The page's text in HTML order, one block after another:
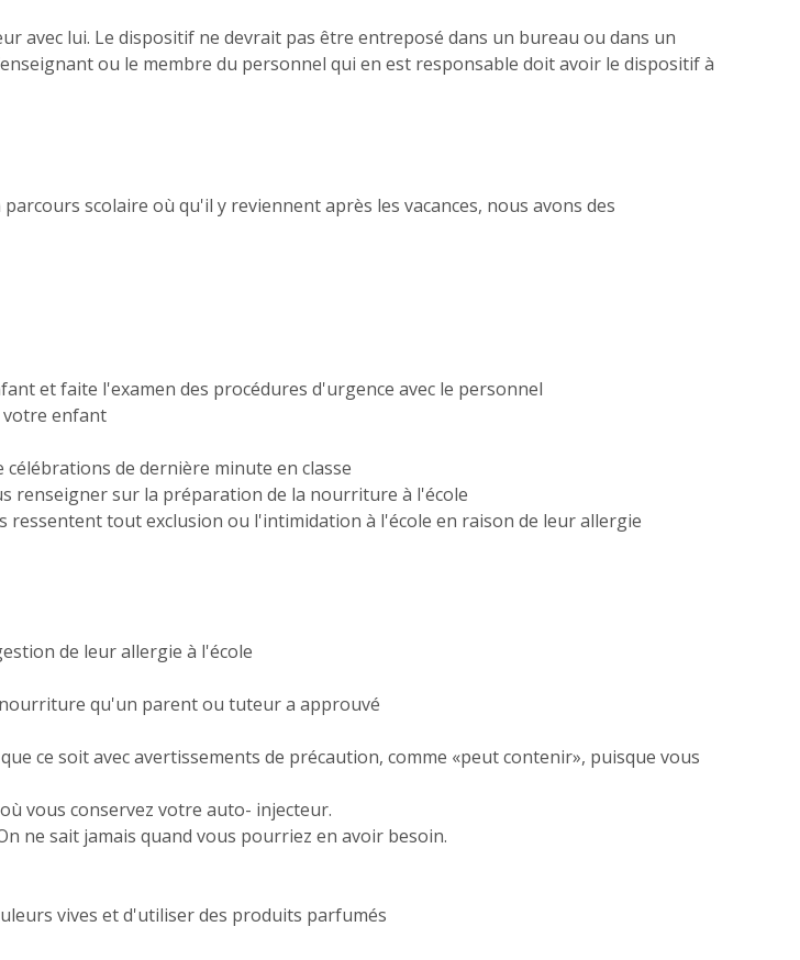
avec lui. Le dispositif ne devrait pas être entreposé dans un bureau ou dans un
ou le membre du personnel qui en est responsable doit avoir le dispositif à
scolaire où qu'il y reviennent après les vacances, nous avons des
et faite l'examen des procédures d'urgence avec le personnel
votre enfant
de dernière minute en classe
renseigner sur la préparation de la nourriture à l'école
tout exclusion ou l'intimidation à l'école en raison de leur allergie
de leur allergie à l'école
qu'un parent ou tuteur a approuvé
ce soit avec avertissements de précaution, comme «peut contenir», puisque vous
vous conservez votre auto- injecteur.
ne sait jamais quand vous pourriez en avoir besoin.
vives et d'utiliser des produits parfumés